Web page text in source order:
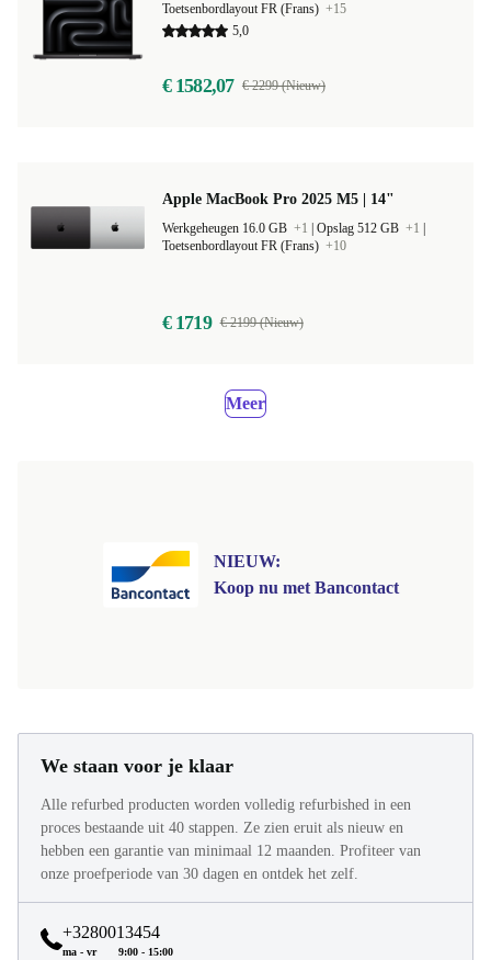
Toetsenbordlayout FR (Frans) +15
5,0
€ 1582,07 € 2299 (Nieuw)
Apple MacBook Pro 2025 M5 | 14"
Werkgeheugen 16.0 GB +1 Opslag 512 GB +1
Toetsenbordlayout FR (Frans) +10
€ 1719 € 2199 (Nieuw)
Meer
NIEUW:
Koop nu met Bancontact
We staan voor je klaar
Alle refurbed producten worden volledig refurbished in een
proces bestaande uit 40 stappen. Ze zien eruit als nieuw en
hebben een garantie van minimaal 12 maanden. Profiteer van
onze proefperiode van 30 dagen en ontdek het zelf.
+3280013454
ma - vr 9:00 - 15:00